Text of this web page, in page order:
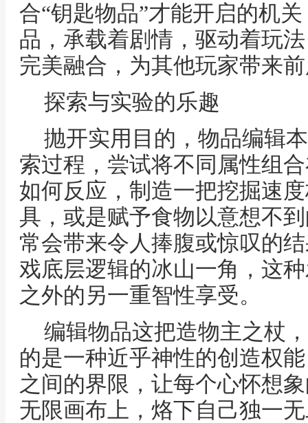
合“钥匙物品”才能开启的机
品，承载着剧情，驱动着玩
完美融合，为其他玩家带来
探索与实验的乐趣
抛开实用目的，物品编辑
索过程，尝试将不同属性组
如何反应，制造一把挖掘速
具，或是赋予食物以意想不
常会带来令人捧腹或惊叹的
戏底层逻辑的冰山一角，这
之外的另一重智性享受。
编辑物品这把造物主之杖
的是一种近乎神性的创造权
之间的界限，让每个心怀想
无限画布上，烙下自己独一